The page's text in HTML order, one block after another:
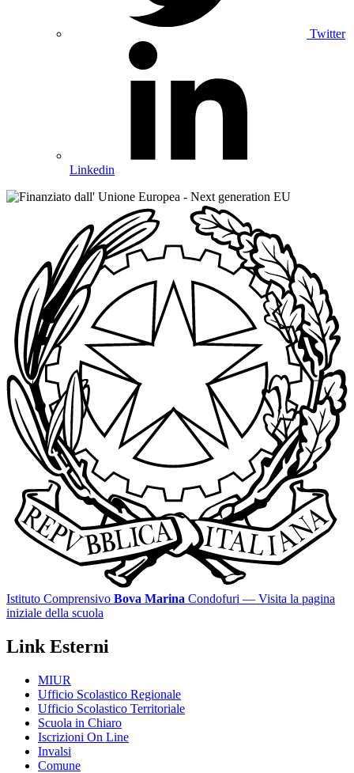
Twitter
Linkedin
Istituto Comprensivo Bova Marina Condofuri — Visita la pagina
iniziale della scuola
Link Esterni
MIUR
Ufficio Scolastico Regionale
Ufficio Scolastico Territoriale
Scuola in Chiaro
Iscrizioni On Line
Invalsi
Comune